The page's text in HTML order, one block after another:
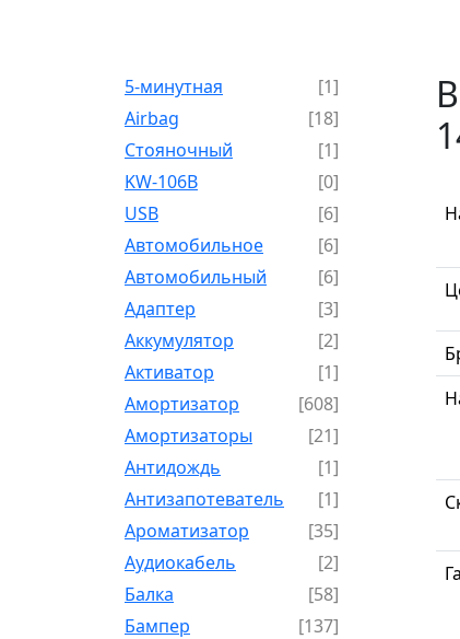
5-минутная
[1]
Airbag
[18]
Cтояночный
[1]
KW-106B
[0]
USB
[6]
Автомобильное
[6]
Автомобильный
[6]
Адаптер
[3]
Аккумулятор
[2]
Активатор
[1]
Амортизатор
[608]
Амортизаторы
[21]
Антидождь
[1]
Антизапотеватель
[1]
Ароматизатор
[35]
Аудиокабель
[2]
Балка
[58]
Бампер
[137]